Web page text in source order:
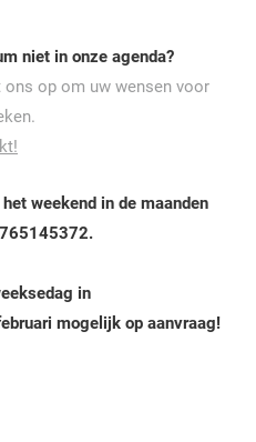
niet in onze agenda?
op om uw wensen voor
weekend in de maanden
in
mogelijk op aanvraag!